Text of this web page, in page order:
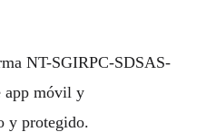
NT-SGIRPC-SDSAS-
app móvil y
y protegido.